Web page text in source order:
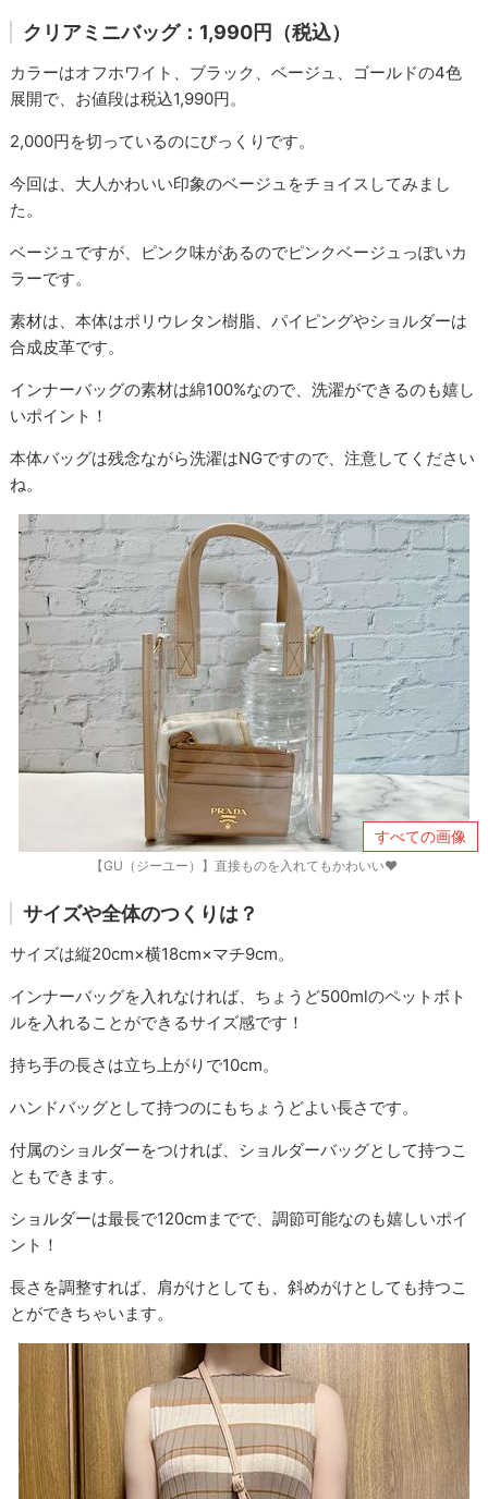
クリアミニバッグ：1,990円（税込）
カラーはオフホワイト、ブラック、ベージュ、ゴールドの4色
展開で、お値段は税込1,990円。
2,000円を切っているのにびっくりです。
今回は、大人かわいい印象のベージュをチョイスしてみまし
た。
ベージュですが、ピンク味があるのでピンクベージュっぽいカ
ラーです。
素材は、本体はポリウレタン樹脂、パイピングやショルダーは
合成皮革です。
インナーバッグの素材は綿100%なので、洗濯ができるのも嬉し
いポイント！
本体バッグは残念ながら洗濯はNGですので、注意してください
ね。
すべての画像
【GU（ジーユー）】直接ものを入れてもかわいい♥
サイズや全体のつくりは？
サイズは縦20cm×横18cm×マチ9cm。
インナーバッグを入れなければ、ちょうど500mlのペットボト
ルを入れることができるサイズ感です！
持ち手の長さは立ち上がりで10cm。
ハンドバッグとして持つのにもちょうどよい長さです。
付属のショルダーをつければ、ショルダーバッグとして持つこ
ともできます。
ショルダーは最長で120cmまでで、調節可能なのも嬉しいポイ
ント！
長さを調整すれば、肩がけとしても、斜めがけとしても持つこ
とができちゃいます。